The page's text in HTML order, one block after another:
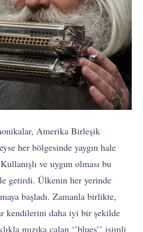
Amerika Birleşik
her bölgesinde yaygın hale
ve uygun olması bu
getirdi. Ülkenin her yerinde
başladı. Zamanla birlikte,
kendilerini daha iyi bir şekilde
mızıka çalan ‘’blues’’ isimli